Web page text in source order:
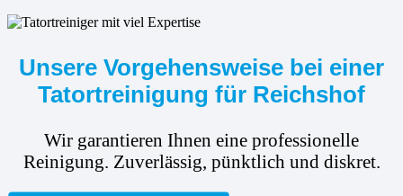
Unsere Vorgehensweise bei einer
Tatortreinigung für Reichshof
Wir garantieren Ihnen eine professionelle
Reinigung. Zuverlässig, pünktlich und diskret.